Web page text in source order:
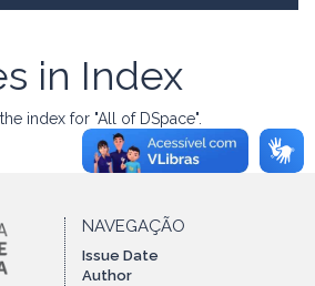
in Index
index for "All of DSpace".
NAVEGAÇÃO
Issue Date
Author